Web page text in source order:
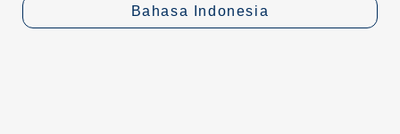
Bahasa Indonesia